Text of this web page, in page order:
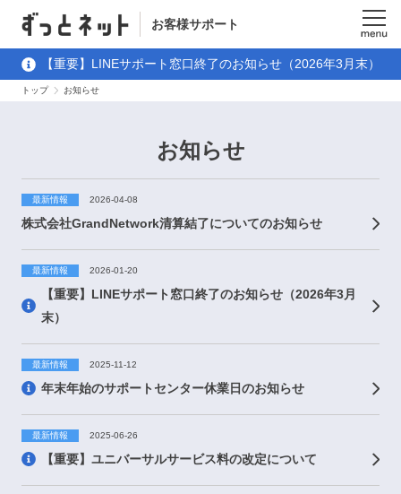
お客様サポート
メニュ
【重要】LINEサポート窓口終了のお知らせ（2026年3月末）
トップ お知らせ
お知らせ
最新情報 2026-04-08
株式会社GrandNetwork清算結了についてのお知らせ
最新情報 2026-01-20
【重要】LINEサポート窓口終了のお知らせ（2026年3月
末）
最新情報 2025-11-12
年末年始のサポートセンター休業日のお知らせ
最新情報 2025-06-26
【重要】ユニバーサルサービス料の改定について